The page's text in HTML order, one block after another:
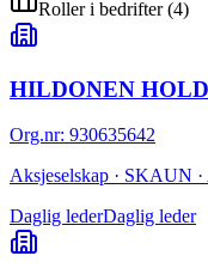
Roller i bedrifter(4)
HILDONEN
Org.nr: 930635642
Aksjeselskap · SKAUN
Daglig lederDaglig leder